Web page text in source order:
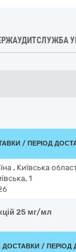
/ ПЕРІОД
, Київська
1
25 мг/мл
ДОСТАВКИ / ПЕРІОД